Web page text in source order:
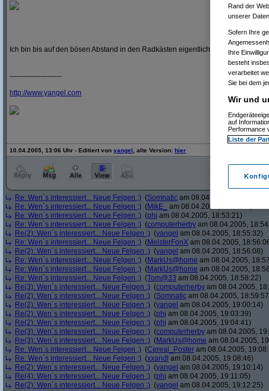
Ich bin bis auf den bösen Abstand in den Radkästen eigentlich ganz zufrieden
----------------------
http://www.yangel.com
10.04.2005, 13:06 Uhr - Editiert von yangel , alte Version: hier
Re: Wen´s interessiert... Neue Felgen ;) (Somnatic am 08.04.2005, 18:52:38)
Re: Wen´s interessiert... Neue Felgen ;) (MikE_
am 08.04.2005, 18:53:05)
Re: Wen´s interessiert... Neue Felgen ;) (phj am 08.04.2005, 18:53:21)
Re: Wen´s interessiert... Neue Felgen ;) (computerherby am 08.04.2005,
Re(2): Wen´s interessiert... Neue Felgen ;) (yangel am 08.04.2005, 18:55:32)
Re: Wen´s interessiert... Neue Felgen ;) (MeisterFonX am 08.04.2005,
Re(2): Wen´s interessiert... Neue Felgen ;) (yangel am 08.04.2005, 18:56:08)
Re: Wen´s interessiert... Neue Felgen ;) (MarkUs@home am 08.04.2005,
Re: Wen´s interessiert... Neue Felgen ;) (MarkUs@home am 08.04.2005,
Re: Wen´s interessiert... Neue Felgen ;) (Tom@33 am 08.04.2005, 18:58:22)
Re(3): Wen´s interessiert... Neue Felgen ;) (computerherby am 08.04.2005,
Re(2): Wen´s interessiert... Neue Felgen ;) (Somnatic am 08.04.2005,
Re(2): Wen´s interessiert... Neue Felgen ;) (yangel am 08.04.2005, 19:00:14)
Re(2): Wen´s interessiert... Neue Felgen ;) (phj am 08.04.2005, 19:03:39)
Re(2): Wen´s interessiert... Neue Felgen ;) (phj am 08.04.2005, 19:04:41)
Re(3): Wen´s interessiert... Neue Felgen ;) (computerherby am 08.04.2005,
Re(3): Wen´s interessiert... Neue Felgen ;) (MarkUs@home am 08.04.2005,
Re: Wen´s interessiert... Neue Felgen ;) (Cereal_Poster am 08.04.2005,
Re: Wen´s interessiert... Neue Felgen ;) (xxandl am 08.04.2005, 19:08:46)
Re(2): Wen´s interessiert... Neue Felgen ;) (yangel am 08.04.2005, 19:10:14)
Re(4): Wen´s interessiert... Neue Felgen ;) (phj am 08.04.2005, 19:11:05)
Re(2): Wen´s interessiert... Neue Felgen ;) (yangel am 08.04.2005, 19:12:25)
Rand der
unserer
Sofern Ihre
Ihre
besteht
verarbeitet
Sie bei dem
Wir und
auf
Performance
Liste der